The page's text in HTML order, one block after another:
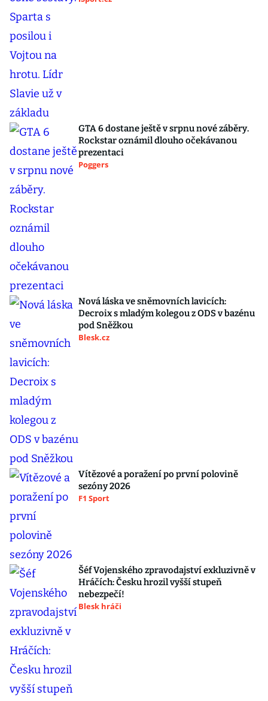
GTA 6 dostane ještě v srpnu nové záběry.
Rockstar oznámil dlouho očekávanou
prezentaci
Poggers
Nová láska ve sněmovních lavicích:
Decroix s mladým kolegou z ODS v bazénu
pod Sněžkou
Blesk.cz
Vítězové a poražení po první polovině
sezóny 2026
F1 Sport
Šéf Vojenského zpravodajství exkluzivně v
Hráčích: Česku hrozil vyšší stupeň
nebezpečí!
Blesk hráči